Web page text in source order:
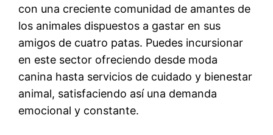
con una creciente comunidad de amantes de
los animales dispuestos a gastar en sus
amigos de cuatro patas. Puedes incursionar
en este sector ofreciendo desde moda
canina hasta servicios de cuidado y bienestar
animal, satisfaciendo así una demanda
emocional y constante.